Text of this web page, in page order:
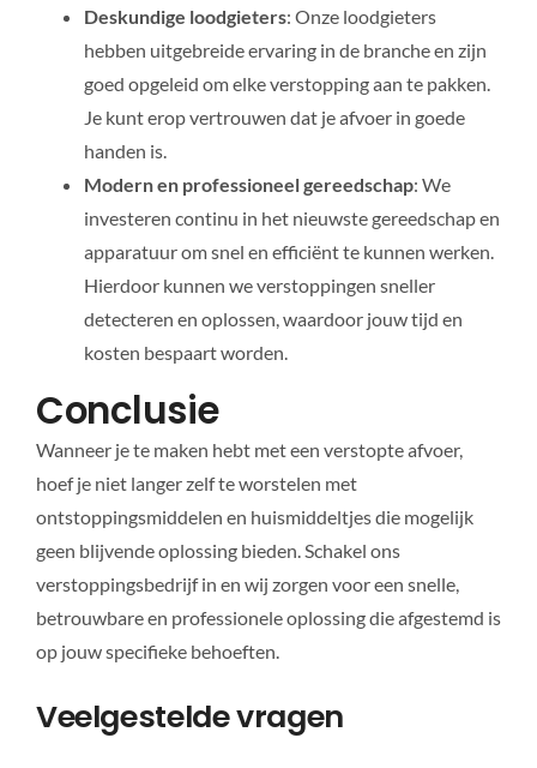
Deskundige loodgieters: Onze loodgieters
hebben uitgebreide ervaring in de branche en zijn
goed opgeleid om elke verstopping aan te pakken.
Je kunt erop vertrouwen dat je afvoer in goede
handen is.
Modern en professioneel gereedschap: We
investeren continu in het nieuwste gereedschap en
apparatuur om snel en efficiënt te kunnen werken.
Hierdoor kunnen we verstoppingen sneller
detecteren en oplossen, waardoor jouw tijd en
kosten bespaart worden.
Conclusie
Wanneer je te maken hebt met een verstopte afvoer,
hoef je niet langer zelf te worstelen met
ontstoppingsmiddelen en huismiddeltjes die mogelijk
geen blijvende oplossing bieden. Schakel ons
verstoppingsbedrijf in en wij zorgen voor een snelle,
betrouwbare en professionele oplossing die afgestemd is
op jouw specifieke behoeften.
Veelgestelde vragen